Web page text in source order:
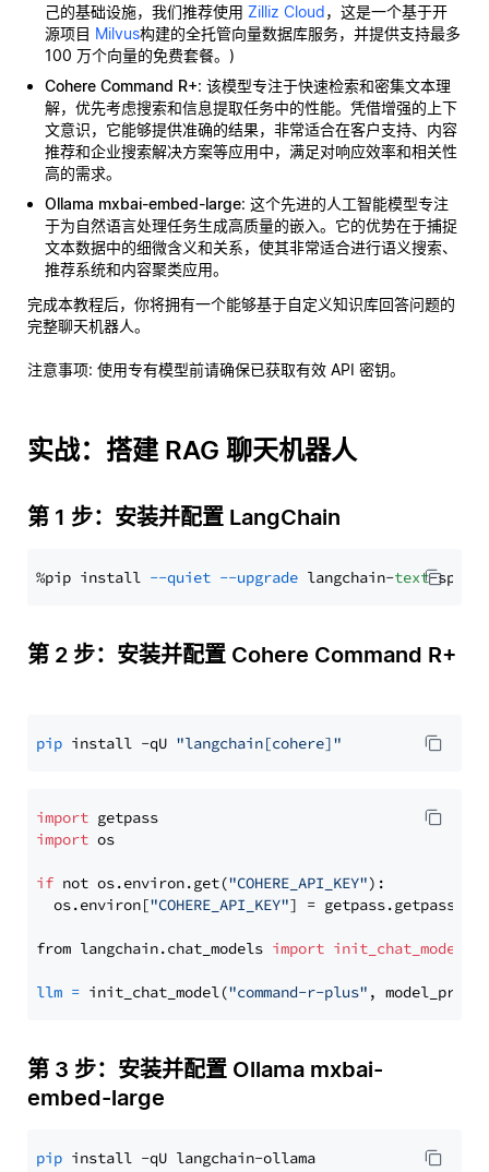
己的基础设施，我们推荐使用 Zilliz Cloud，这是一个基于开
源项目 Milvus构建的全托管向量数据库服务，并提供支持最多
100 万个向量的免费套餐。)
Cohere Command R+: 该模型专注于快速检索和密集文本理
解，优先考虑搜索和信息提取任务中的性能。凭借增强的上下
文意识，它能够提供准确的结果，非常适合在客户支持、内容
推荐和企业搜索解决方案等应用中，满足对响应效率和相关性
高的需求。
Ollama mxbai-embed-large: 这个先进的人工智能模型专注
于为自然语言处理任务生成高质量的嵌入。它的优势在于捕捉
文本数据中的细微含义和关系，使其非常适合进行语义搜索、
推荐系统和内容聚类应用。
完成本教程后，你将拥有一个能够基于自定义知识库回答问题的
完整聊天机器人。
注意事项: 使用专有模型前请确保已获取有效 API 密钥。
实战：搭建 RAG 聊天机器人
第 1 步：安装并配置 LangChain
%pip install --quiet --upgrade langchain-text
第 2 步：安装并配置 Cohere Command R+
pip install -qU "langchain[cohere]"
import
import os
if not os.environ.get("COHERE_API_KEY"):
  os.environ[
"COHERE_API_KEY"] = getpass.getpass(
from langchain.chat_models import init_chat_model
llm = init_chat_model("command-r-plus" ,
第 3 步：安装并配置 Ollama mxbai-
embed-large
pip